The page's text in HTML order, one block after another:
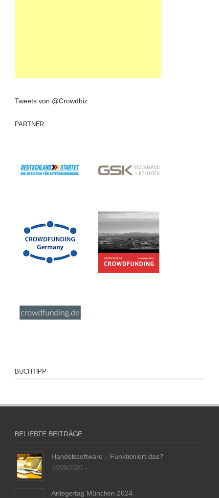
Tweets von @Crowdbiz
PARTNER
BUCHTIPP
BELIEBTE BEITRÄGE
Handelssoftware – Funktioniert das?
14/09/2020 -
Anlegertag München 2024